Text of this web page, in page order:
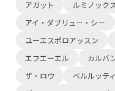
アガット
ルミノックス
アイ・ダブリュー・シー
ユーエスポロアッスン
エフエーエル
カルバ
ザ・ロウ
ベルルッティ